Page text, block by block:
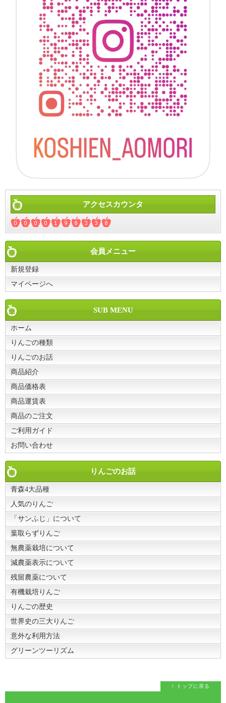
アクセスカウンタ
会員メニュー
新規登録
マイページへ
SUB MENU
ホーム
りんごの種類
りんごのお話
商品紹介
商品価格表
商品運賃表
商品のご注文
ご利用ガイド
お問い合わせ
りんごのお話
青森4大品種
人気のりんご
「サンふじ」について
葉取らずりんご
無農薬栽培について
減農薬表示について
残留農薬について
有機栽培りんご
りんごの歴史
世界史の三大りんご
意外な利用方法
グリーンツーリズム
↑ トップに戻る